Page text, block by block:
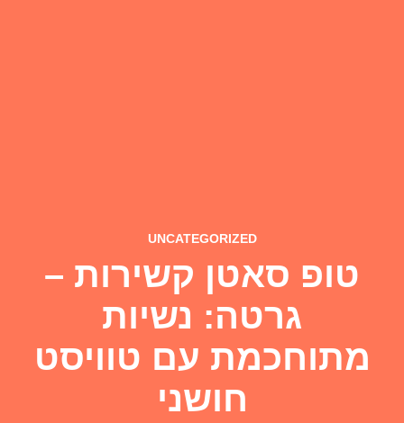
UNCATEGORIZED
טופ סאטן קשירות –
גרטה: נשיות
מתוחכמת עם טוויסט
חושני